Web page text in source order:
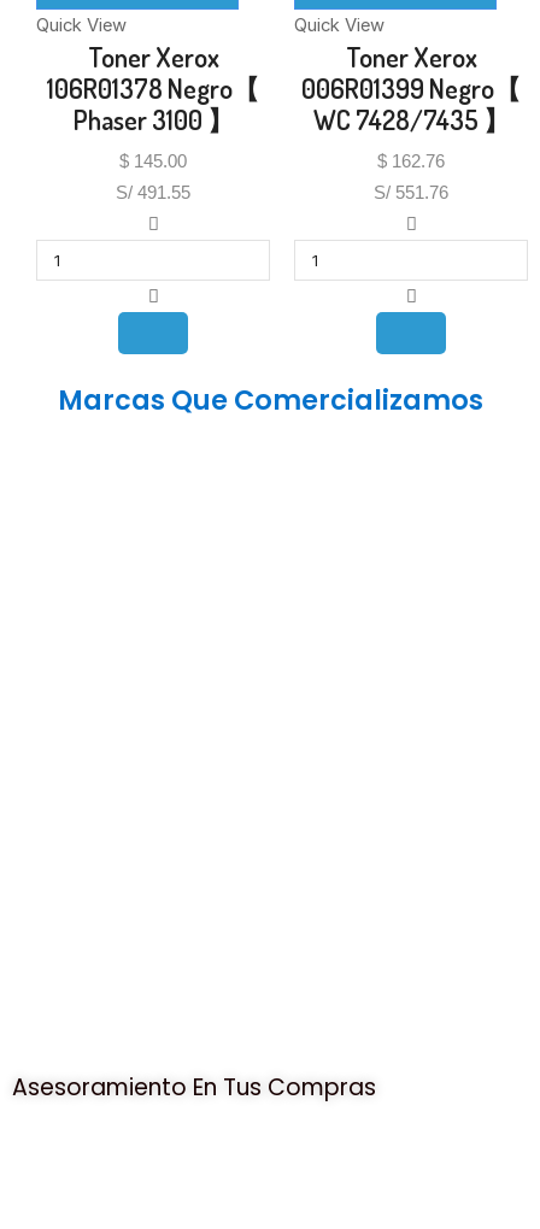
Quick View
Toner Xerox
106R01378 Negro【
Phaser 3100 】
$ 145.00
S/ 491.55
Quick View
Toner Xerox
006R01399 Negro【
WC 7428/7435 】
$ 162.76
S/ 551.76
Marcas Que Comercializamos
Asesoramiento En Tus Compras